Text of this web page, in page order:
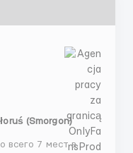
(Smorgon)